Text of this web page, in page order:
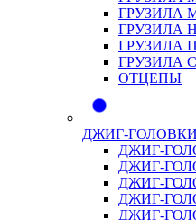
ГРУЗИЛА
ГРУЗИЛА
ГРУЗИЛА
ГРУЗИЛА
ОТЦЕПЫ
ДЖИГ-ГОЛОВКИ
ДЖИГ-
ДЖИГ-
ДЖИГ-
ДЖИГ-
ДЖИГ-